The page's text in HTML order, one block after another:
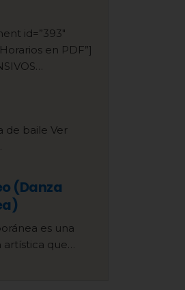
id=”393″
en PDF”]
de baile Ver
(Danza
es una
artística que…